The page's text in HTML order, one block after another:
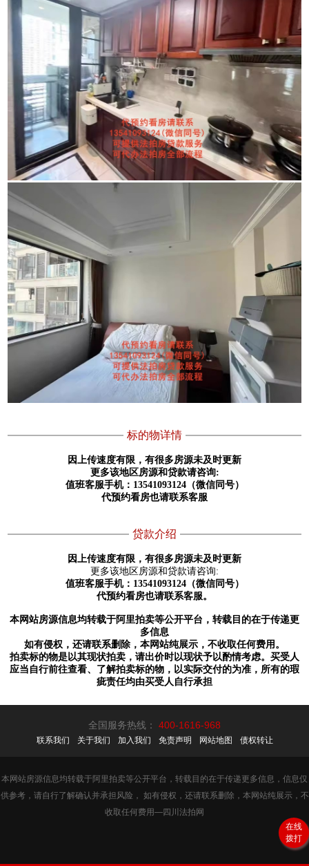
标的物详情
因上传速度有限，有很多房源未及时更新
更多该地区房源和贷款请咨询 :
值班客服手机： 13541093124（微信同号）
代预约看房也请联系客服
贷款介绍
因上传速度有限，有很多房源未及时更新
更多该地区房源和贷款请咨询:
值班客服手机： 13541093124（微信同号）
代预约看房也请联系客服。
本网站房源信息均转载于阿里拍卖等公开平台，转载目的在于传递更
多信息
如有侵权，还请联系删除，本网站纯展示，不收取任何费用。
拍卖标的物是以其现状拍卖，请出价时以现状予以酌情考虑。买受人
应当自行前往查看、了解拍卖标的物，以实际交付的为准，所有的瑕
疵责任均由买受人自行承担
全国服务热线： 400-1616-968
联系我们 关于我们 加入我们 免责声明 网站地图 债权转让
本网站房源信息均转载于阿里拍卖等公开平台，转载目的在于传递更多信息，信息仅
供参考，请自行了解确认并承担风险， 如有侵权，还请联系删除，本网站纯展示，不
收取任何费用—四川法拍网
在线
拨打